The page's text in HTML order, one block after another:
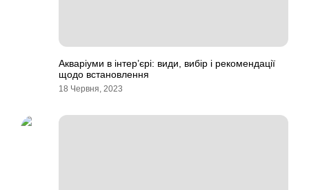
Акваріуми в інтер’єрі: види, вибір і рекомендації
щодо встановлення
18 Червня, 2023